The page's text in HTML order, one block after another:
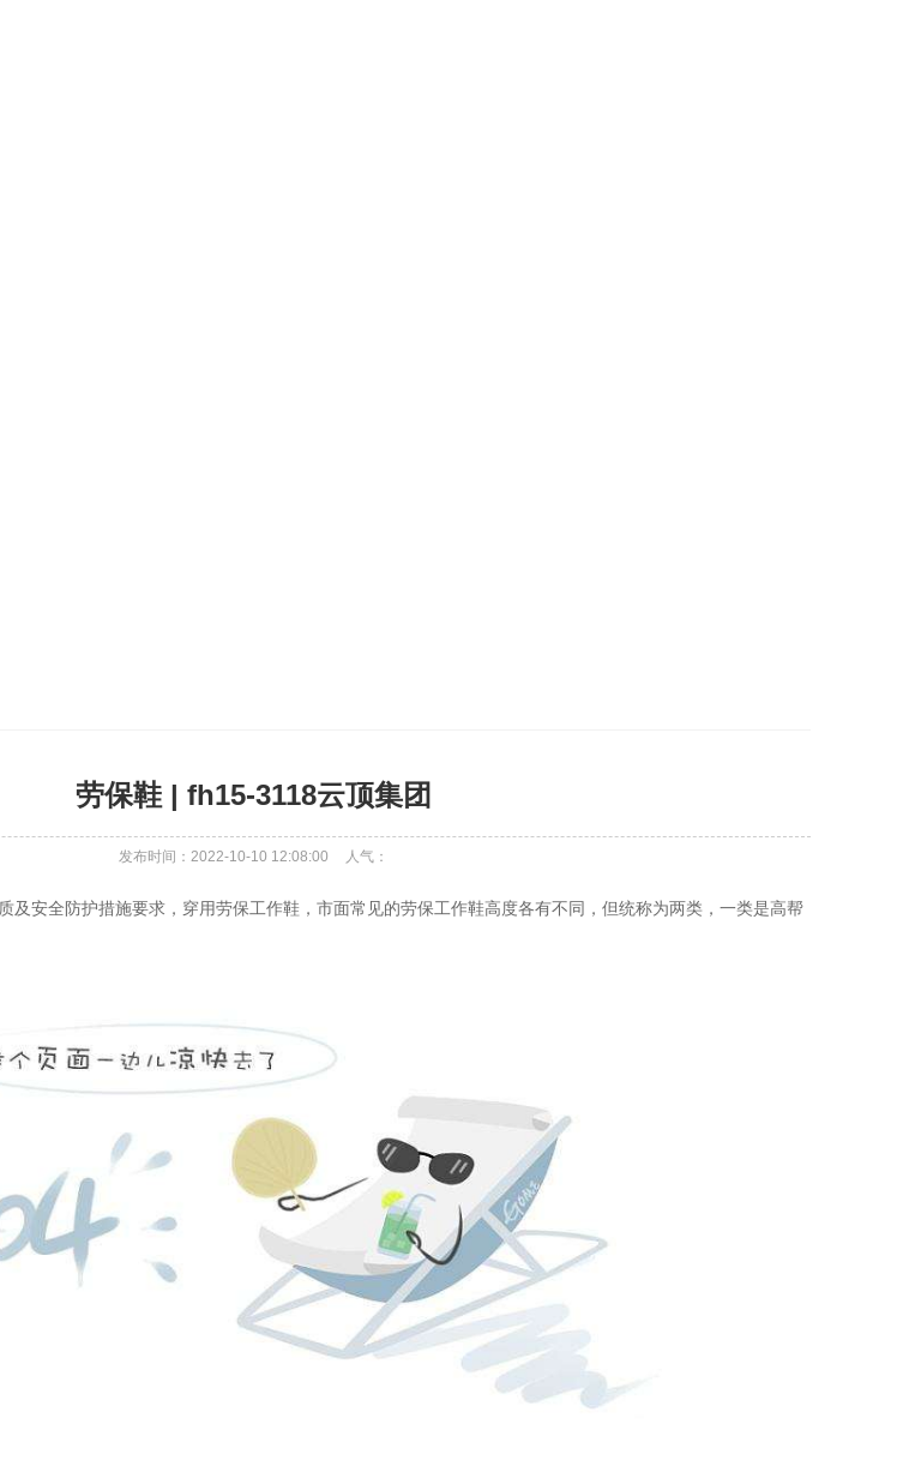
劳保鞋 | fh15-3118云顶集团
发布时间：2022-10-10 12:08:00 人气：
及安全防护措施要求，穿用劳保工作鞋，市面常见的劳保工作鞋高度各有不同，但统称为两类，一类是高帮